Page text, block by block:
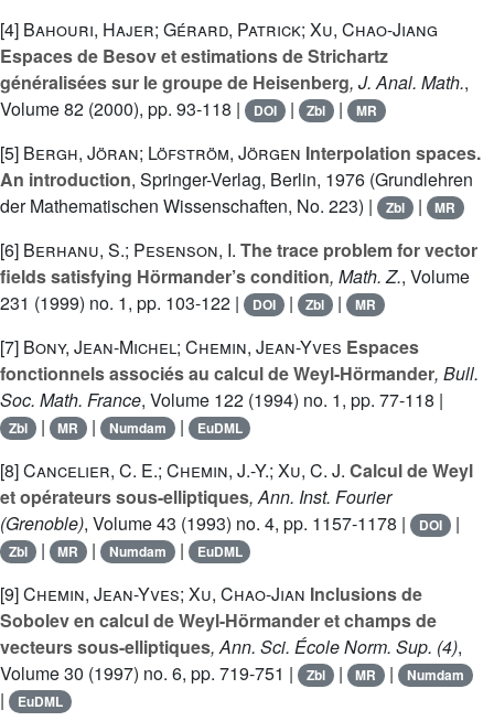
[4] Bahouri, Hajer; Gérard, Patrick; Xu, Chao-Jiang
Espaces de Besov et estimations de Strichartz
généralisées sur le groupe de Heisenberg, J. Anal. Math.,
Volume 82 (2000), pp. 93-118 | DOI | Zbl | MR
[5] Bergh, Jöran; Löfström, Jörgen Interpolation spaces.
An introduction, Springer-Verlag, Berlin, 1976 (Grundlehren
der Mathematischen Wissenschaften, No. 223) |
Zbl | MR
[6] Berhanu, S.; Pesenson, I. The trace problem for vector
fields satisfying Hörmander’s condition, Math. Z., Volume
231 (1999) no. 1, pp. 103-122 | DOI | Zbl | MR
[7] Bony, Jean-Michel; Chemin, Jean-Yves Espaces
fonctionnels associés au calcul de Weyl-Hörmander, Bull.
Soc. Math. France, Volume 122 (1994) no. 1, pp. 77-118 |
Zbl | MR | Numdam | EuDML
[8]Cancelier, C. E.; Chemin, J.-Y.; Xu, C. J. Calcul de Weyl
et opérateurs sous-elliptiques, Ann. Inst. Fourier
(Grenoble), Volume 43 (1993) no. 4, pp. 1157-1178 | DOI |
Zbl | MR | Numdam | EuDML
[9]Chemin, Jean-Yves; Xu, Chao-Jian Inclusions de
Sobolev en calcul de Weyl-Hörmander et champs de
vecteurs sous-elliptiques, Ann. Sci. École Norm. Sup. (4),
Volume 30 (1997) no. 6, pp. 719-751 | Zbl | MR | Numdam
| EuDML